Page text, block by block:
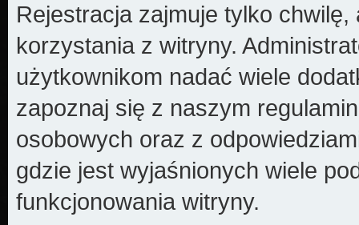
Rejestracja zajmuje tylko
korzystania z witryny.
użytkownikom nadać wiele
zapoznaj się z naszym
osobowych oraz z
gdzie jest wyjaśnionych wiele
funkcjonowania witryny.